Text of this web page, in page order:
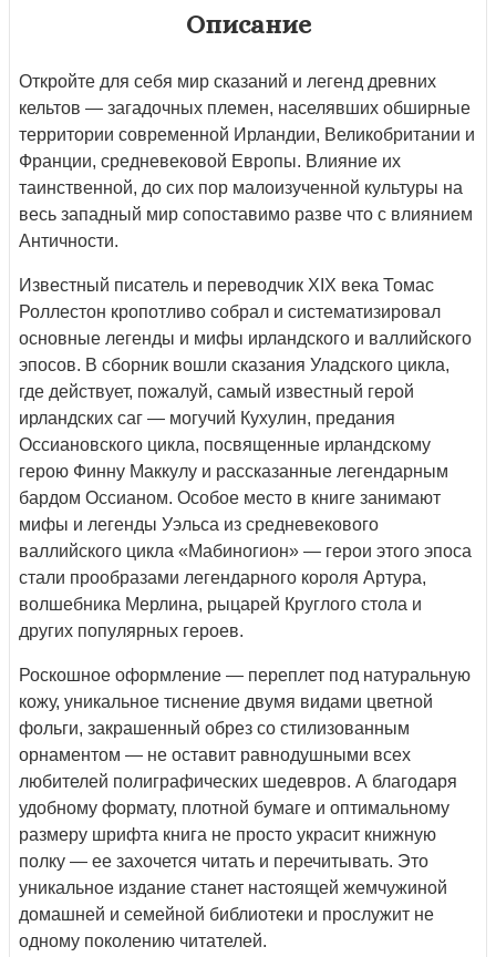
Описание
Откройте для себя мир сказаний и легенд древних
кельтов — загадочных племен, населявших обширные
территории современной Ирландии, Великобритании и
Франции, средневековой Европы. Влияние их
таинственной, до сих пор малоизученной культуры на
весь западный мир сопоставимо разве что с влиянием
Античности.
Известный писатель и переводчик XIX века Томас
Роллестон кропотливо собрал и систематизировал
основные легенды и мифы ирландского и валлийского
эпосов. В сборник вошли сказания Уладского цикла,
где действует, пожалуй, самый известный герой
ирландских саг — могучий Кухулин, предания
Оссиановского цикла, посвященные ирландскому
герою Финну Маккулу и рассказанные легендарным
бардом Оссианом. Особое место в книге занимают
мифы и легенды Уэльса из средневекового
валлийского цикла «Мабиногион» — герои этого эпоса
стали прообразами легендарного короля Артура,
волшебника Мерлина, рыцарей Круглого стола и
других популярных героев.
Роскошное оформление — переплет под натуральную
кожу, уникальное тиснение двумя видами цветной
фольги, закрашенный обрез со стилизованным
орнаментом — не оставит равнодушными всех
любителей полиграфических шедевров. А благодаря
удобному формату, плотной бумаге и оптимальному
размеру шрифта книга не просто украсит книжную
полку — ее захочется читать и перечитывать. Это
уникальное издание станет настоящей жемчужиной
домашней и семейной библиотеки и прослужит не
одному поколению читателей.